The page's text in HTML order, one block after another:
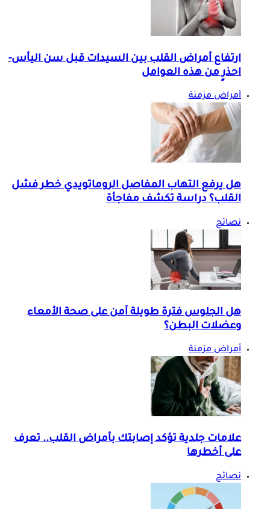
ارتفاع أمراض القلب بين السيدات قبل سن اليأس-
احذرٍ من هذه العوامل
أمراض مزمنة
هل يرفع التهاب المفاصل الروماتويدي خطر فشل
القلب؟ دراسة تكشف مفاجأة
نصائح
هل الجلوس فترة طويلة آمن على صحة الأمعاء
وعضلات البطن؟
أمراض مزمنة
علامات جلدية تؤكد إصابتك بأمراض القلب.. تعرف
على أخطرها
نصائح